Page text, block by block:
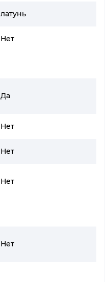
латунь
Нет
Да
Нет
Нет
Нет
Нет